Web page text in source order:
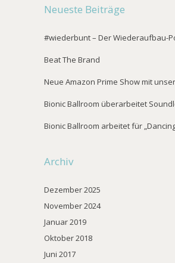
Neueste Beiträge
#wiederbunt – Der Wiederaufbau-
Beat The Brand
Neue Amazon Prime Show mit
Bionic Ballroom überarbeitet
Bionic Ballroom arbeitet für
Archiv
Dezember 2025
November 2024
Januar 2019
Oktober 2018
Juni 2017